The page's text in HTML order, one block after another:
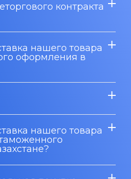
контракта
нашего товара
оформления в
нашего товара